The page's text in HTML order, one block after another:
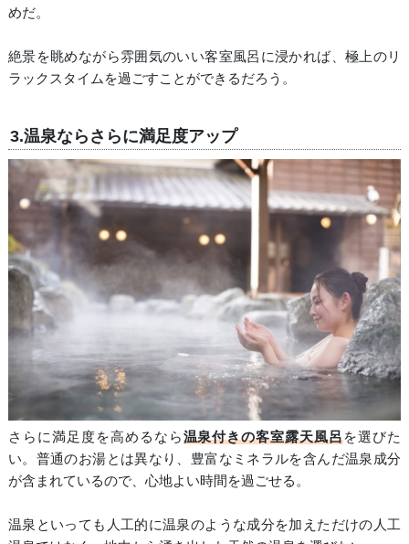
めだ。
絶景を眺めながら雰囲気のいい客室風呂に浸かれば、極上のリ
ラックスタイムを過ごすことができるだろう。
3.温泉ならさらに満足度アップ
さらに満足度を高めるなら温泉付きの客室露天風呂を選びた
い。普通のお湯とは異なり、豊富なミネラルを含んだ温泉成分
が含まれているので、心地よい時間を過ごせる。
温泉といっても人工的に温泉のような成分を加えただけの人工